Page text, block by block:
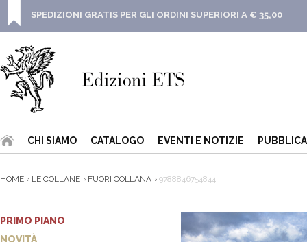
SPEDIZIONI GRATIS PER GLI ORDINI SUPERIORI A € 35,00
CHI SIAMO CATALOGO EVENTI E NOTIZIE
HOME LE COLLANE FUORI COLLANA 9788846754844
PRIMO PIANO
NOVITÀ